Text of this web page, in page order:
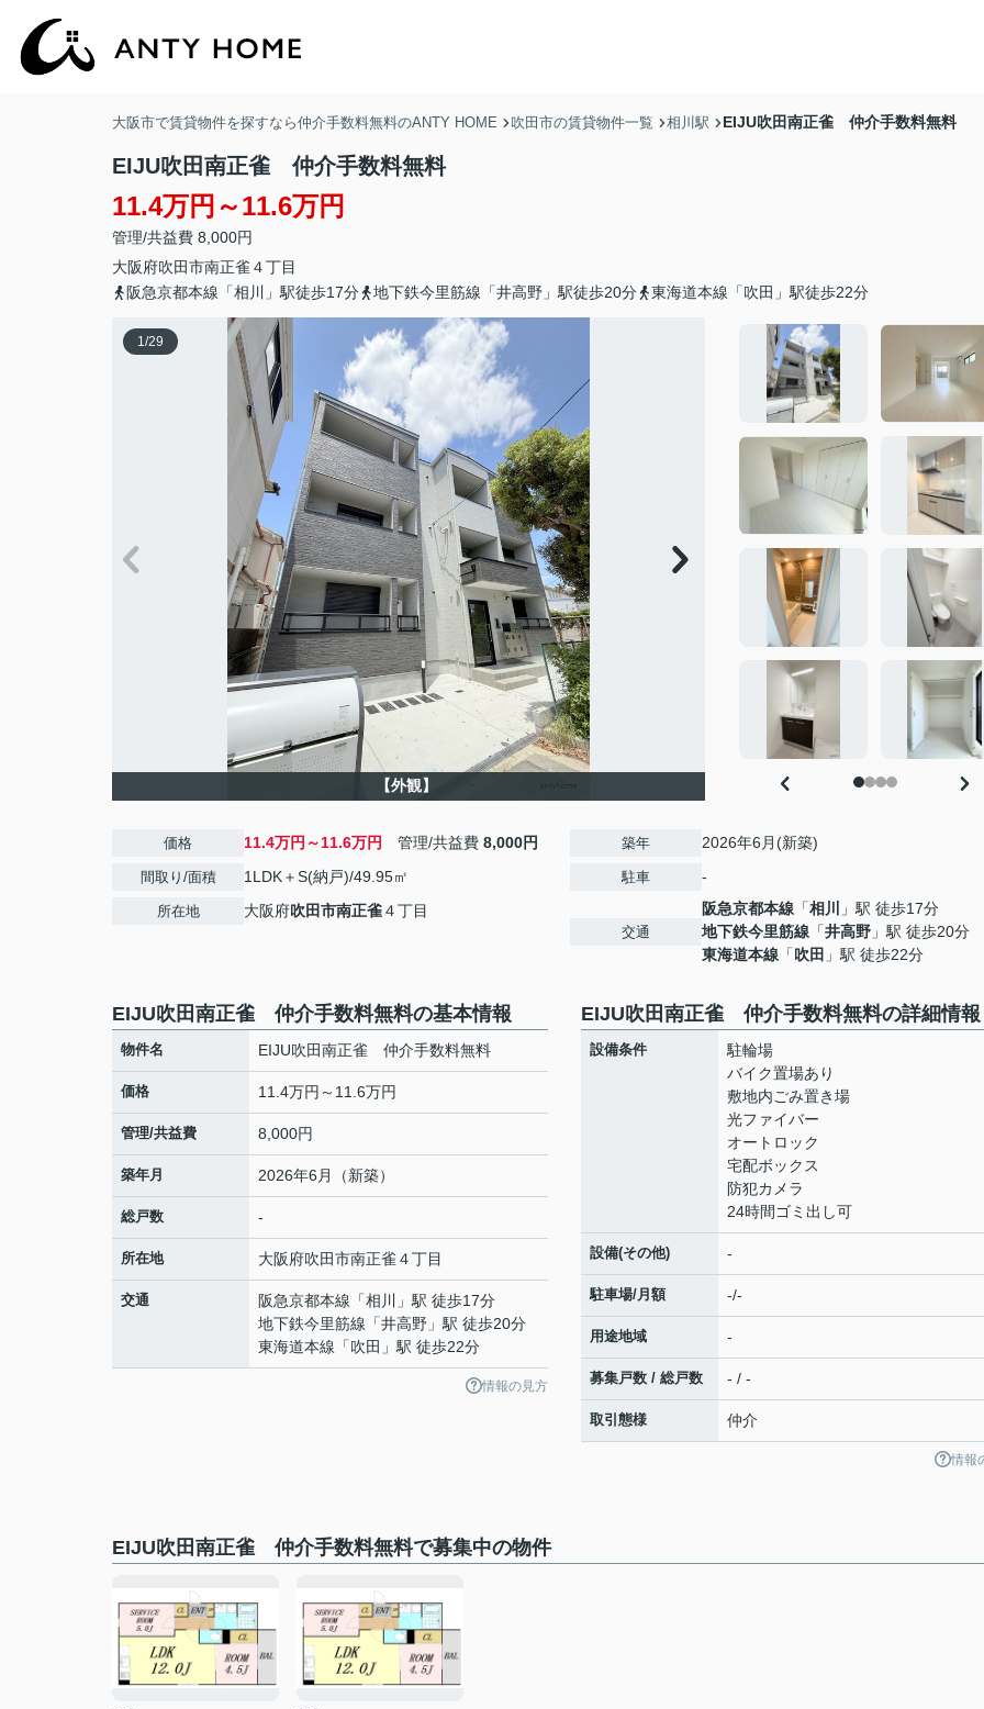
大阪市で賃貸物件を探すなら仲介手数料無料のANTY HOME 吹田市の賃貸物件一覧 相川駅 EIJU吹田南正雀 仲介手数料無料
EIJU吹田南正雀 仲介手数料無料
11.4万円～11.6万円
管理/共益費 8,000円
大阪府吹田市南正雀 ４丁目
阪急京都本線「相川」駅徒歩17分
地下鉄今里筋線「井高野」駅徒歩20分 東海道本線「吹田」駅徒歩22分
1/29
【外観】
価格 11.4万円～11.6万円 管理/共益費 8,000円
間取り/面積 1LDK＋S(納戸)/49.95㎡
所在地 大阪府吹田市南正雀４丁目
築年 2026年6月(新築)
駐車 -
交通
阪急京都本線 「相川
」駅 徒歩17分
地下鉄今里筋線 「井高野 」駅 徒歩20分
東海道本線 「吹田 」駅 徒歩22分
EIJU吹田南正雀 仲介手数料無料の基本情報
物件名 EIJU吹田南正雀 仲介手数料無料
価格 11.4万円～11.6万円
管理/共益費 8,000円
築年月 2026年6月（新築）
総戸数 -
所在地 大阪府吹田市南正雀 ４丁目
交通 阪急京都本線 「相川
」駅 徒歩17分
地下鉄今里筋線 「井高野 」駅 徒歩20分
東海道本線 「吹田 」駅 徒歩22分
情報の見方
EIJU吹田南正雀 仲介手数料無料の詳細情報
設備条件
駐輪場
バイク置場あり
敷地内ごみ置き場
光ファイバー
オートロック
宅配ボックス
防犯カメラ
24時間ゴミ出し可
設備(その他) -
駐車場/月額 -/-
用途地域 -
募集戸数 / 総戸数 - / -
取引態様 仲介
情報
EIJU吹田南正雀 仲介手数料無料で募集中の物件